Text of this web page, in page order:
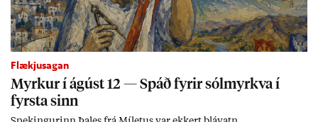
Flækjusagan
Myrk­ur í ág­úst 12 — Spáð fyr­ir sól­myrkva í
fyrsta sinn